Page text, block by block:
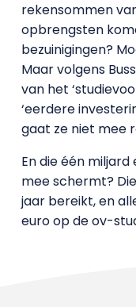
rekensommen
opbrengsten
bezuinigingen?
Maar volgens
van het
‘eerdere
gaat ze niet mee
En die één
mee schermt?
jaar bereikt, en
euro op de ov-